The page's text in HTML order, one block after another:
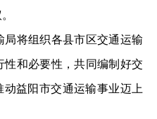
将组织各县市区交通运输
性和必要性，共同编制好交
益阳市交通运输事业迈上